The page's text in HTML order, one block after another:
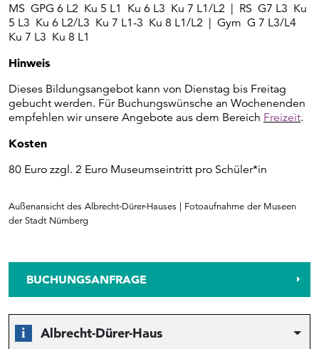
MS GPG 6 L2 Ku 5 L1 Ku 6 L3 Ku 7 L1/L2 | RS G7 L3 Ku
5 L3 Ku 6 L2/L3 Ku 7 L1-3 Ku 8 L1/L2 | Gym G 7 L3/L4
Ku 7 L3 Ku 8 L1
Hinweis
Dieses Bildungsangebot kann von Dienstag bis Freitag
gebucht werden. Für Buchungswünsche an Wochenenden
empfehlen wir unsere Angebote aus dem Bereich Freizeit.
Kosten
80 Euro zzgl. 2 Euro Museumseintritt pro Schüler*in
Außenansicht des Albrecht-Dürer-Hauses | Fotoaufnahme der Museen
der Stadt Nürnberg
BUCHUNGSANFRAGE
Albrecht-Dürer-Haus